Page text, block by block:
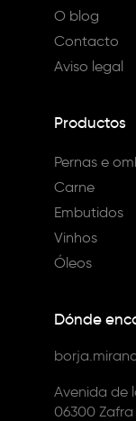
O blog
Contacto
Aviso legal
Productos
Pernas e
Carne
Embutidos
Vinhos
Óleos
Dónde
Avenida de
06300